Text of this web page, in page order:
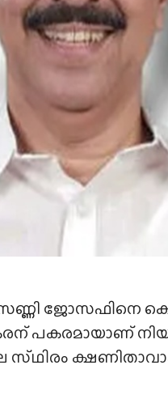
ജോസഫിനെ
പകരമായാണ്